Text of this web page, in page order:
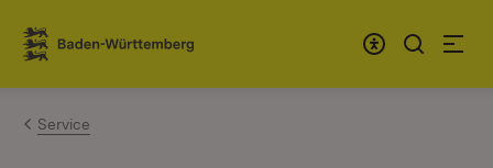
Zum Inhalt springen
Link zur Startseite
Service